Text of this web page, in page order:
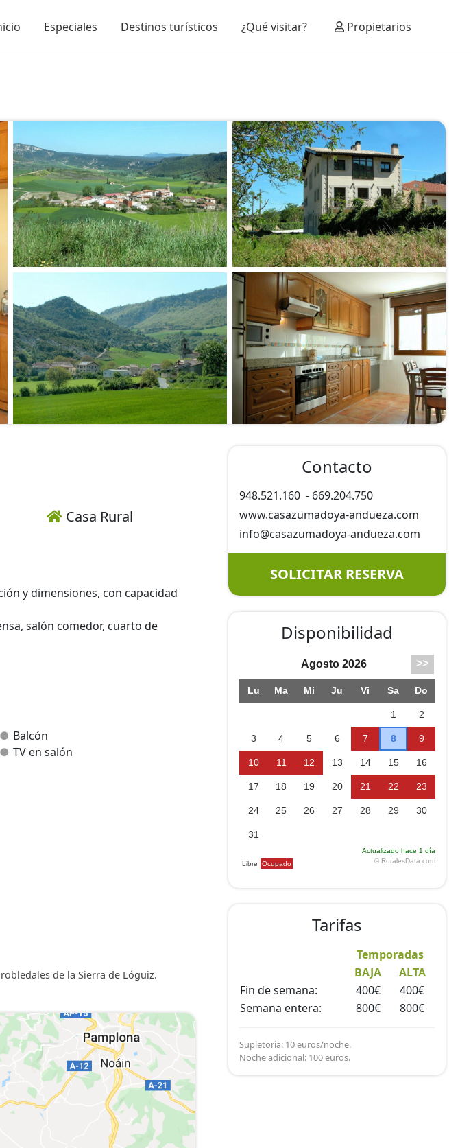
Especiales Destinos turísticos ¿Qué visitar? Propietarios
Casa Rural
y dimensiones, con capacidad
salón comedor, cuarto de
y agua caliente.
Balcón
TV en salón
Contacto
948.521.160 - 669.204.750
www.casazumadoya-andueza.com
info@casazumadoya-andueza.com
SOLICITAR RESERVA
Disponibilidad
de la Sierra de Lóguiz.
Tarifas
Temporadas
BAJA
ALTA
Fin de semana:
400€
400€
Semana entera:
800€ 800€
Supletoria: 10 euros/noche.
Noche adicional: 100 euros.